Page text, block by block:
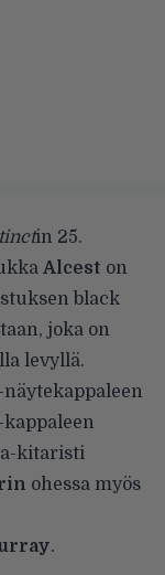
in 25.
Alcest on
black
joka on
levyllä.
näytekappaleen
kappaleen
kitaristi
ohessa myös
.